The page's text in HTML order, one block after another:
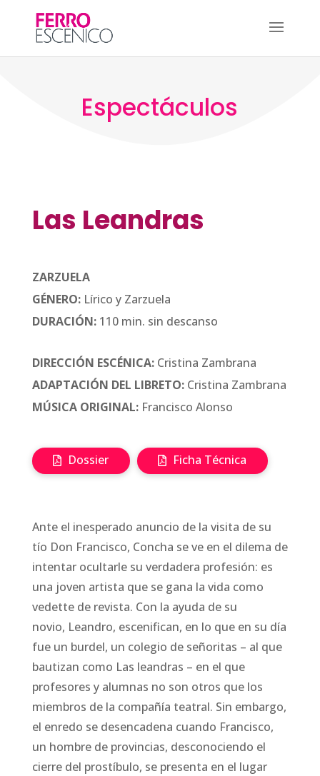
Espectáculos
Las Leandras
ZARZUELA
GÉNERO:Lírico y Zarzuela
DURACIÓN:110 min. sin descanso
DIRECCIÓN ESCÉNICA:Cristina Zambrana
ADAPTACIÓN DEL LIBRETO:Cristina Zambrana
MÚSICA ORIGINAL:Francisco Alonso
Dossier Ficha Técnica
Ante el inesperado anuncio de la visita de su
tío Don Francisco, Concha se ve en el dilema de
intentar ocultarle su verdadera profesión: es
una joven artista que se gana la vida como
vedette de revista. Con la ayuda de su
novio, Leandro, escenifican, en lo que en su día
fue un burdel, un colegio de señoritas – al que
bautizan como Las leandras – en el que
profesores y alumnas no son otros que los
miembros de la compañía teatral. Sin embargo,
el enredo se desencadena cuando Francisco,
un hombre de provincias, desconociendo el
cierre del prostíbulo, se presenta en el lugar